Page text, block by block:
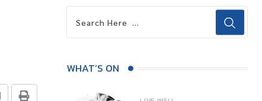
WHAT’S ON